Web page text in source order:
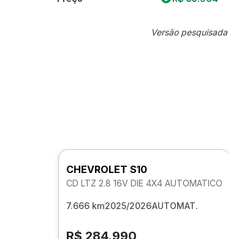
Versão pesquisada
CHEVROLET S10
CD LTZ 2.8 16V DIE 4X4 AUTOMATICO
7.666 km2025/2026AUTOMAT.
R$ 284.990